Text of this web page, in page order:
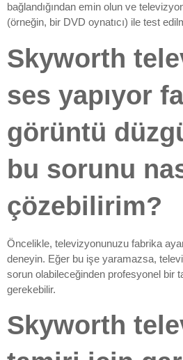
bağlandığından emin olun ve
(örneğin, bir DVD oynatıcı) ile test
Skyworth
ses yapıyor
görüntü
bu sorunu
çözebilirim?
Öncelikle, televizyonunuzu fabrika
deneyin. Eğer bu işe yaramazsa,
sorun olabileceğinden profesyonel bir
gerekebilir.
Skyworth